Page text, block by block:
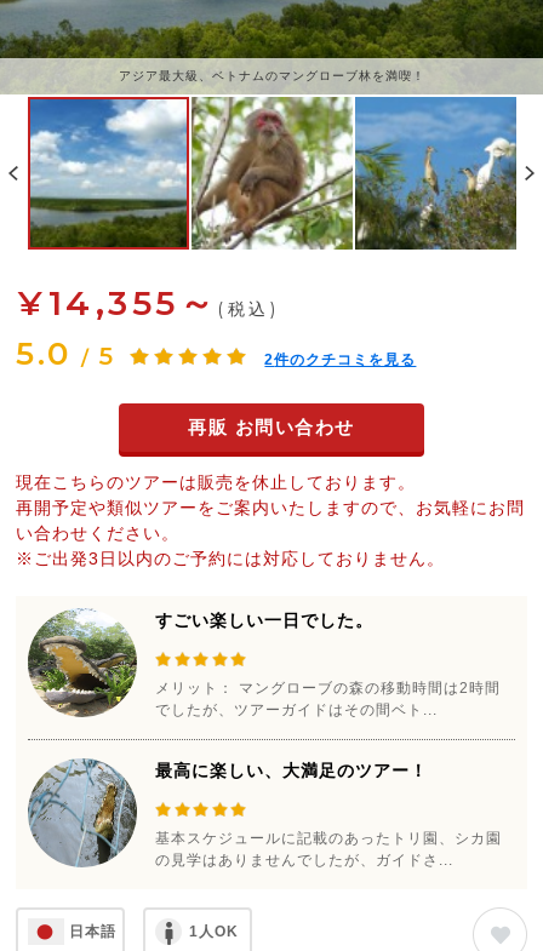
アジア最大級、ベトナムのマングローブ林を満喫！
移動中に野生のサルやシカに遭遇することも
¥14,355～ (税込)
5.0 / 5 2件のクチコミを見る
再販 お問い合わせ
現在こちらのツアーは販売を休止しております。
再開予定や類似ツアーをご案内いたしますので、お気軽にお問
い合わせください。
※ご出発3日以内のご予約には対応しておりません。
すごい楽しい一日でした。
メリット： マングローブの森の移動時間は2時間
でしたが、ツアーガイドはその間ベト...
最高に楽しい、大満足のツアー！
基本スケジュールに記載のあったトリ園、シカ園
の見学はありませんでしたが、ガイドさ...
日本語 1人OK